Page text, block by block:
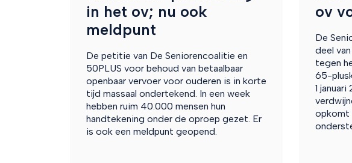
in het ov; nu ook
meldpunt
De petitie van De Seniorencoalitie en
50PLUS voor behoud van betaalbaar
openbaar vervoer voor ouderen is in korte
tijd massaal ondertekend. In een week
hebben ruim 40.000 mensen hun
handtekening onder de oproep gezet. Er
is ook een meldpunt geopend.
ov
De
deel
tegen
65-
1
opkomt